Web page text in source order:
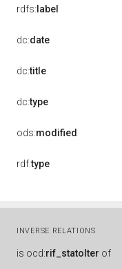
rdfs: label
dc:date
dc:title
dc:type
ods:modified
rdf:type
INVERSE RELATIONS
is ocd:rif_statoIter of